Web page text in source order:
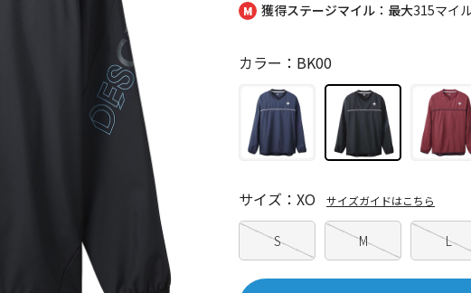
獲得ステージマイル：最大315マイ
カラー：BK00
S M L
サイズ：XO サイズガイドはこちら